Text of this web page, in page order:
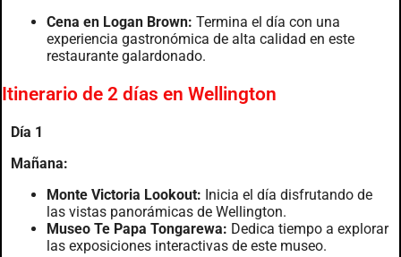
Cena en Logan Brown: Termina el día con una
experiencia gastronómica de alta calidad en este
restaurante galardonado.
Itinerario de 2 días en Wellington
Día 1
Mañana:
Monte Victoria Lookout: Inicia el día disfrutando de
las vistas panorámicas de Wellington.
Museo Te Papa Tongarewa: Dedica tiempo a explorar
las exposiciones interactivas de este museo.